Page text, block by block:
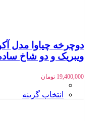
ویبریک و دو شاخ ساده
19,400,000 تومان
انتخاب گزینه